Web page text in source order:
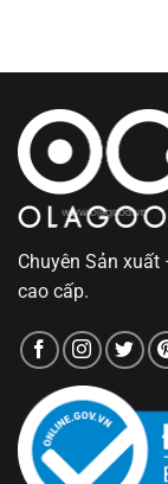
Chuyên Sản
cao cấp.